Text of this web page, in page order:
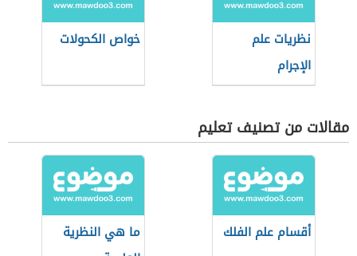
نظريات علم
الإجرام
خواص الكحولات
مقالات من تصنيف تعليم
أقسام علم الفلك
ما هي النظرية